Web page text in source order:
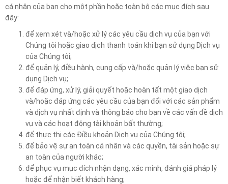
cá nhân của bạn cho một phần hoặc toàn bộ các mục đích sau
đây:
để xem xét và/hoặc xử lý các yêu cầu dịch vụ của bạn với
Chúng tôi hoặc giao dịch thanh toán khi bạn sử dụng Dịch vụ
của Chúng tôi;
để quản lý, điều hành, cung cấp và/hoặc quản lý việc bạn sử
dụng Dịch vụ;
để đáp ứng, xử lý, giải quyết hoặc hoàn tất một giao dịch
và/hoặc đáp ứng các yêu cầu của bạn đối với các sản phẩm
và dịch vụ nhất định và thông báo cho bạn về các vấn đề dịch
vụ và các hoạt động tài khoản bất thường;
để thực thi các Điều khoản Dịch vụ của Chúng tôi;
để bảo vệ sự an toàn cá nhân và các quyền, tài sản hoặc sự
an toàn của người khác;
để phục vụ mục đích nhận dạng, xác minh, đánh giá pháp lý
hoặc để nhận biết khách hàng;